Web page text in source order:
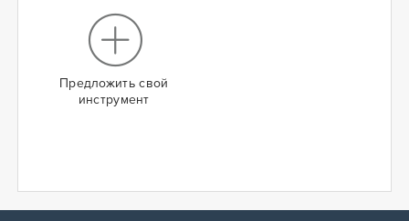
Предложить свой
инструмент